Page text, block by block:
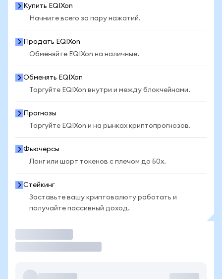
Купить EQIXon
Начните всего за пару нажатий.
Продать EQIXon
Обменяйте EQIXon на наличные.
Обменять EQIXon
Торгуйте EQIXon внутри и между блокчейнами.
Прогнозы
Торгуйте EQIXon и на рынках криптопрогнозов.
Фьючерсы
Лонг или шорт токенов с плечом до 50x.
Стейкинг
Заставьте вашу криптовалюту работать и
получайте пассивный доход.